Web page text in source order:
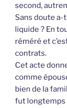
second,
Sans doute a-
liquide ? En
réméré et
contrats.
Cet acte
comme
bien de la
fut longtemps